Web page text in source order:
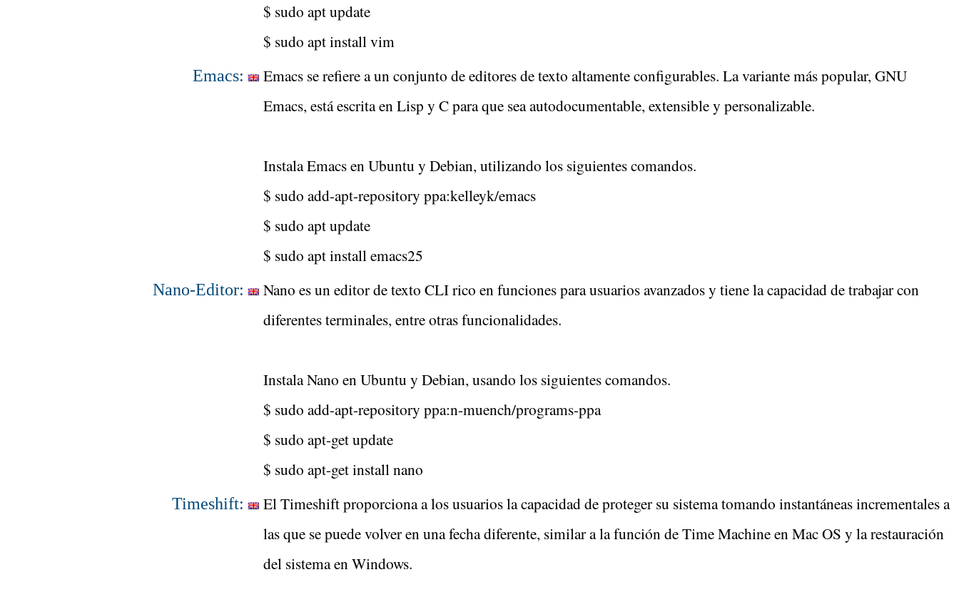
$ sudo apt update
$ sudo apt install vim
Emacs:
Emacs se refiere a un conjunto de editores de texto altamente configurables. La variante más popular, GNU
Emacs, está escrita en Lisp y C para que sea autodocumentable, extensible y personalizable.
Instala Emacs en Ubuntu y Debian, utilizando los siguientes comandos.
$ sudo add-apt-repository ppa:kelleyk/emacs
$ sudo apt update
$ sudo apt install emacs25
Nano-Editor:
Nano es un editor de texto CLI rico en funciones para usuarios avanzados y tiene la capacidad de trabajar con
diferentes terminales, entre otras funcionalidades.
Instala Nano en Ubuntu y Debian, usando los siguientes comandos.
$ sudo add-apt-repository ppa:n-muench/programs-ppa
$ sudo apt-get update
$ sudo apt-get install nano
Timeshift:
El Timeshift proporciona a los usuarios la capacidad de proteger su sistema tomando instantáneas incrementales a
las que se puede volver en una fecha diferente, similar a la función de Time Machine en Mac OS y la restauración
del sistema en Windows.